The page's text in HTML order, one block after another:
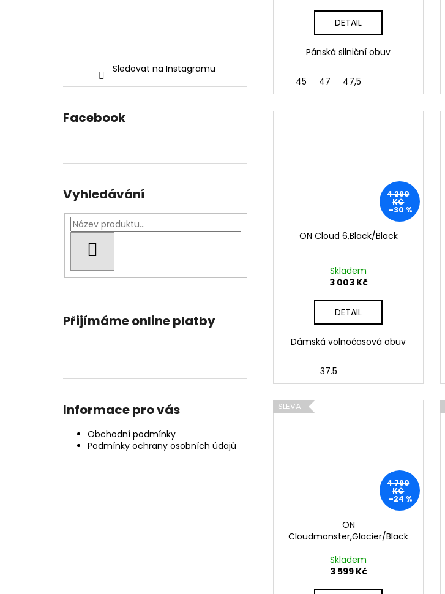
Sledovat na Instagramu
Facebook
Vyhledávání
Přijímáme online platby
Informace pro vás
Obchodní podmínky
Podmínky ochrany osobních údajů
DETAIL
Pánská silniční obuv
45 47 47,5
4 290
KČ
–30 %
ON Cloud 6,Black/Black
Skladem
3 003 Kč
DETAIL
Dámská volnočasová obuv
37.5
SLEVA
4 790
KČ
–24 %
ON
Cloudmonster,Glacier/Black
Skladem
3 599 Kč